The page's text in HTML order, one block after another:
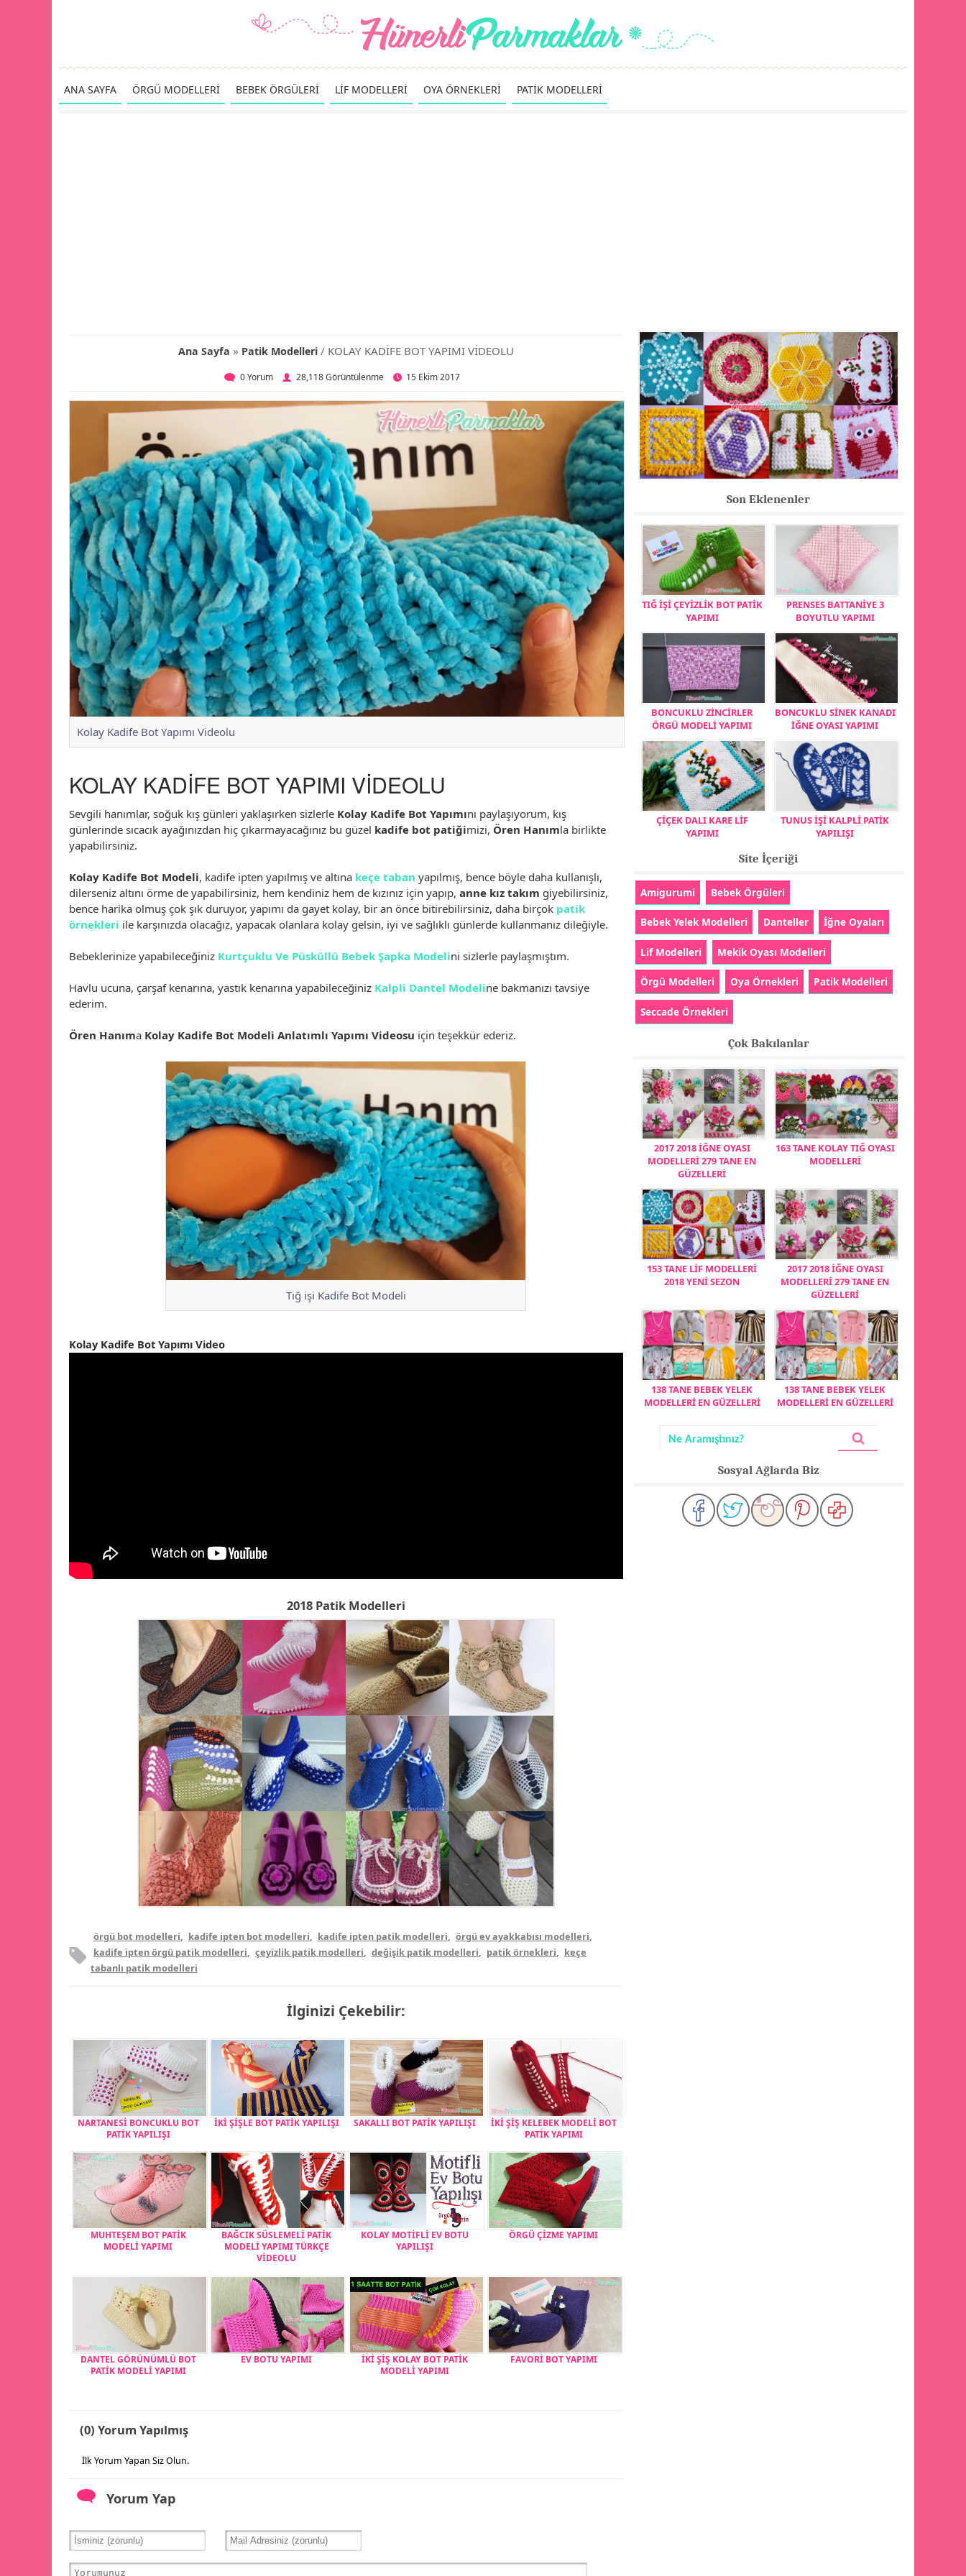
ANA SAYFA ÖRGÜ MODELLERİ BEBEK ÖRGÜLERİ LİF MODELLERİ OYA ÖRNEKLERİ PATİK MODELLERİ
Ana Sayfa » Patik Modelleri/ KOLAY KADİFE BOT YAPIMI VİDEOLU
0 Yorum 28,118 Görüntülenme 15 Ekim 2017
Kolay Kadife Bot Yapımı Videolu
KOLAY KADİFE BOT YAPIMI VİDEOLU
Sevgili hanımlar, soğuk kış günleri yaklaşırken sizlerle Kolay Kadife Bot Yapımını paylaşıyorum, kış
günlerinde sıcacık ayağınızdan hiç çıkarmayacağınız bu güzel kadife bot patiğimizi, Ören Hanımla birlikte
yapabilirsiniz.
Kolay Kadife Bot Modeli, kadife ipten yapılmış ve altına keçe taban yapılmış, bence böyle daha kullanışlı,
dilerseniz altını örme de yapabilirsiniz, hem kendiniz hem de kızınız için yapıp, anne kız takım giyebilirsiniz,
bence harika olmuş çok şık duruyor, yapımı da gayet kolay, bir an önce bitirebilirsiniz, daha birçok patik
örnekleri ile karşınızda olacağız, yapacak olanlara kolay gelsin, iyi ve sağlıklı günlerde kullanmanız dileğiyle.
Bebeklerinize yapabileceğiniz Kurtçuklu Ve Püsküllü Bebek Şapka Modelini sizlerle paylaşmıştım.
Havlu ucuna, çarşaf kenarına, yastık kenarına yapabileceğiniz Kalpli Dantel Modeline bakmanızı tavsiye
ederim.
Ören Hanıma Kolay Kadife Bot Modeli Anlatımlı Yapımı Videosu için teşekkür ederiz.
Tığ işi Kadife Bot Modeli
Kolay Kadife Bot Yapımı Video
2018 Patik Modelleri
örgü bot modelleri, kadife ipten bot modelleri, kadife ipten patik modelleri, örgü ev ayakkabısı modelleri,
kadife ipten örgü patik modelleri, çeyizlik patik modelleri, değişik patik modelleri, patik örnekleri, keçe
tabanlı patik modelleri
İlginizi Çekebilir:
NARTANESİ BONCUKLU BOT
PATİK YAPILIŞI
İKİ ŞİŞLE BOT PATİK YAPILIŞI SAKALLI BOT PATİK YAPILIŞI
İKİ ŞİŞ KELEBEK MODELİ BOT
PATİK YAPIMI
MUHTEŞEM BOT PATİK
MODELİ YAPIMI
BAĞCIK SÜSLEMELİ PATİK
MODELİ YAPIMI TÜRKÇE
VİDEOLU
KOLAY MOTİFLİ EV BOTU
YAPILIŞI
ÖRGÜ ÇİZME YAPIMI
DANTEL GÖRÜNÜMLÜ BOT
PATİK MODELİ YAPIMI
EV BOTU YAPIMI
İKİ ŞİŞ KOLAY BOT PATİK
MODELİ YAPIMI
FAVORİ BOT YAPIMI
(0) Yorum Yapılmış
İlk Yorum Yapan Siz Olun.
Yorum Yap
Son Eklenenler
TIĞ İŞİ ÇEYİZLİK BOT PATİK
YAPIMI
PRENSES BATTANİYE 3
BOYUTLU YAPIMI
BONCUKLU ZİNCİRLER
ÖRGÜ MODELİ YAPIMI
BONCUKLU SİNEK KANADI
İĞNE OYASI YAPIMI
ÇİÇEK DALI KARE LİF
YAPIMI
TUNUS İŞİ KALPLİ PATİK
YAPILIŞI
Site İçeriği
Amigurumi Bebek Örgüleri
Bebek Yelek Modelleri Danteller İğne Oyaları
Lif Modelleri Mekik Oyası Modelleri
Örgü Modelleri Oya Örnekleri Patik Modelleri
Seccade Örnekleri
Çok Bakılanlar
2017 2018 İĞNE OYASI
MODELLERİ 279 TANE EN
GÜZELLERİ
163 TANE KOLAY TIĞ OYASI
MODELLERİ
153 TANE LİF MODELLERİ
2018 YENİ SEZON
2017 2018 İĞNE OYASI
MODELLERİ 279 TANE EN
GÜZELLERİ
138 TANE BEBEK YELEK
MODELLERİ EN GÜZELLERİ
138 TANE BEBEK YELEK
MODELLERİ EN GÜZELLERİ
Sosyal Ağlarda Biz